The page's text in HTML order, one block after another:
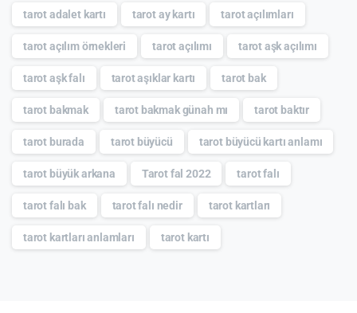
tarot adalet kartı tarot ay kartı tarot açılımları
tarot açılım örnekleri tarot açılımı tarot aşk açılımı
tarot aşk falı tarot aşıklar kartı tarot bak
tarot bakmak tarot bakmak günah mı tarot baktır
tarot burada tarot büyücü tarot büyücü kartı anlamı
tarot büyük arkana Tarot fal 2022 tarot falı
tarot falı bak tarot falı nedir tarot kartları
tarot kartları anlamları tarot kartı